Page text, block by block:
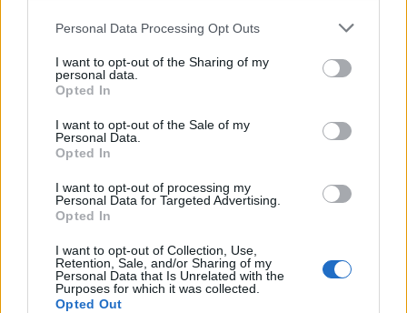
Personal Data Processing Opt Outs
I want to opt-out of the Sharing of my
personal data.
Opted In
I want to opt-out of the Sale of my
Personal Data.
Opted In
I want to opt-out of processing my
Personal Data for Targeted Advertising.
Opted In
I want to opt-out of Collection, Use,
Retention, Sale, and/or Sharing of my
Personal Data that Is Unrelated with the
Purposes for which it was collected.
Opted Out
φέρεται τόσο ανώριμα, μπροστά σε
ένα τόσο χαρούμενο γεγονός; Ο
Μάνος και ο Ισίδωρος
δυσανασχετούν, ενώ η μικρή
Αγγελική βρίσκει παρηγοριά στη θεία
της.. Αυτό είναι και το γεγονός που
της δίνει ελπίδα, για να την